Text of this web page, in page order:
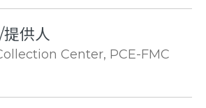
供人
Center, PCE-FMC